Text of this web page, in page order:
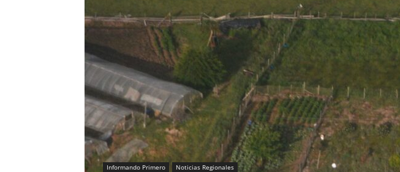
Informando Primero Noticias Regionales